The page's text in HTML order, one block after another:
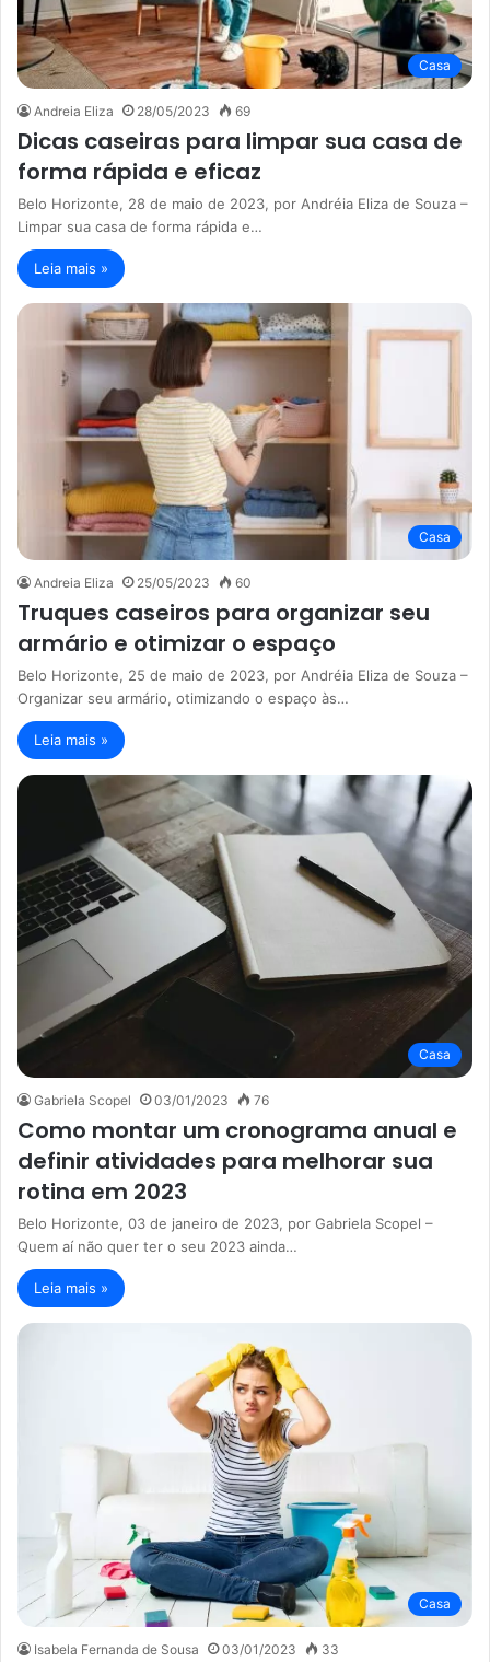
Casa
Andreia Eliza 28/05/2023 69
Dicas caseiras para limpar sua casa de
forma rápida e eficaz
Belo Horizonte, 28 de maio de 2023, por Andréia Eliza de Souza –
Limpar sua casa de forma rápida e…
Leia mais »
Casa
Andreia Eliza 25/05/2023 60
Truques caseiros para organizar seu
armário e otimizar o espaço
Belo Horizonte, 25 de maio de 2023, por Andréia Eliza de Souza –
Organizar seu armário, otimizando o espaço às…
Leia mais »
Casa
Gabriela Scopel 03/01/2023 76
Como montar um cronograma anual e
definir atividades para melhorar sua
rotina em 2023
Belo Horizonte, 03 de janeiro de 2023, por Gabriela Scopel –
Quem aí não quer ter o seu 2023 ainda…
Leia mais »
Casa
Isabela Fernanda de Sousa 03/01/2023 33